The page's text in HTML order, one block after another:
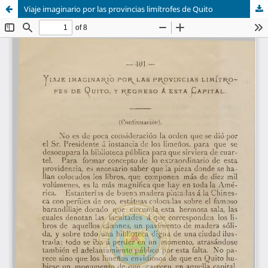
Viaje imaginario por las provincias limítrofes de Quito